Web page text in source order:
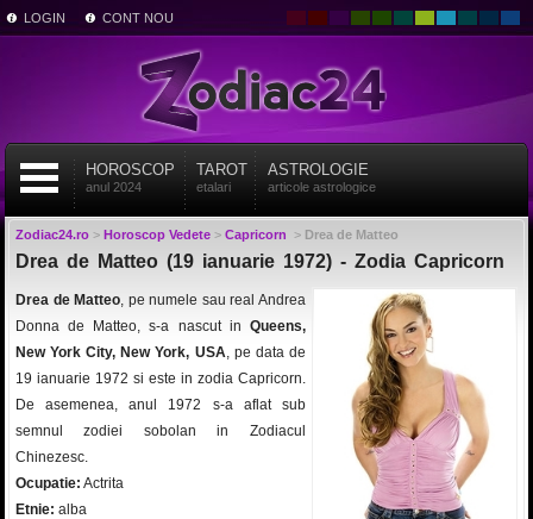
LOGIN CONT NOU
HOROSCOP
anul 2024
TAROT
etalari
ASTROLOGIE
articole astrologice
Zodiac24.ro> Horoscop Vedete> Capricorn > Drea de Matteo
Drea de Matteo (19 ianuarie 1972) - Zodia Capricorn
Drea de Matteo, pe numele sau real Andrea
Donna de Matteo, s-a nascut in Queens,
New York City, New York, USA, pe data de
19 ianuarie 1972 si este in zodia Capricorn.
De asemenea, anul 1972 s-a aflat sub
semnul zodiei sobolan in Zodiacul
Chinezesc.
Ocupatie: Actrita
Etnie: alba